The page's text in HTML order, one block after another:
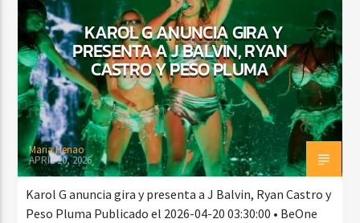
KAROL G ANUNCIA GIRA Y
PRESENTA A J BALVIN, RYAN
CASTRO Y PESO PLUMA
Maria Henao
APRIL 20, 2026
Karol G anuncia gira y presenta a J Balvin, Ryan Castro y
Peso Pluma Publicado el 2026-04-20 03:30:00 • BeOne